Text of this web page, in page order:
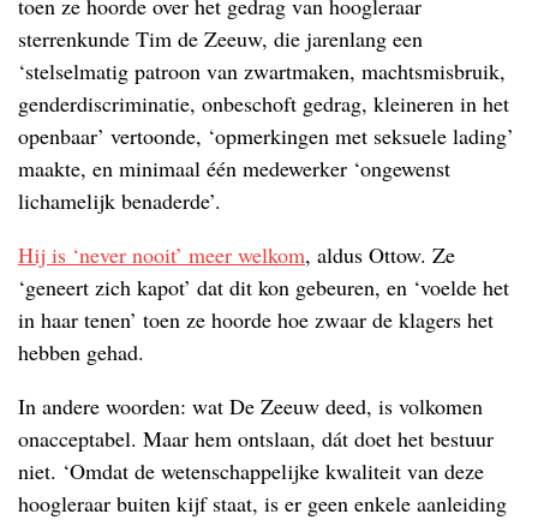
toen ze hoorde over het gedrag van hoogleraar
sterrenkunde Tim de Zeeuw, die jarenlang een
‘stelselmatig patroon van zwartmaken, machtsmisbruik,
genderdiscriminatie, onbeschoft gedrag, kleineren in het
openbaar’ vertoonde, ‘opmerkingen met seksuele lading’
maakte, en minimaal één medewerker ‘ongewenst
lichamelijk benaderde’.
Hij is ‘never nooit’ meer welkom, aldus Ottow. Ze
‘geneert zich kapot’ dat dit kon gebeuren, en ‘voelde het
in haar tenen’ toen ze hoorde hoe zwaar de klagers het
hebben gehad.
In andere woorden: wat De Zeeuw deed, is volkomen
onacceptabel. Maar hem ontslaan, dát doet het bestuur
niet. ‘Omdat de wetenschappelijke kwaliteit van deze
hoogleraar buiten kijf staat, is er geen enkele aanleiding